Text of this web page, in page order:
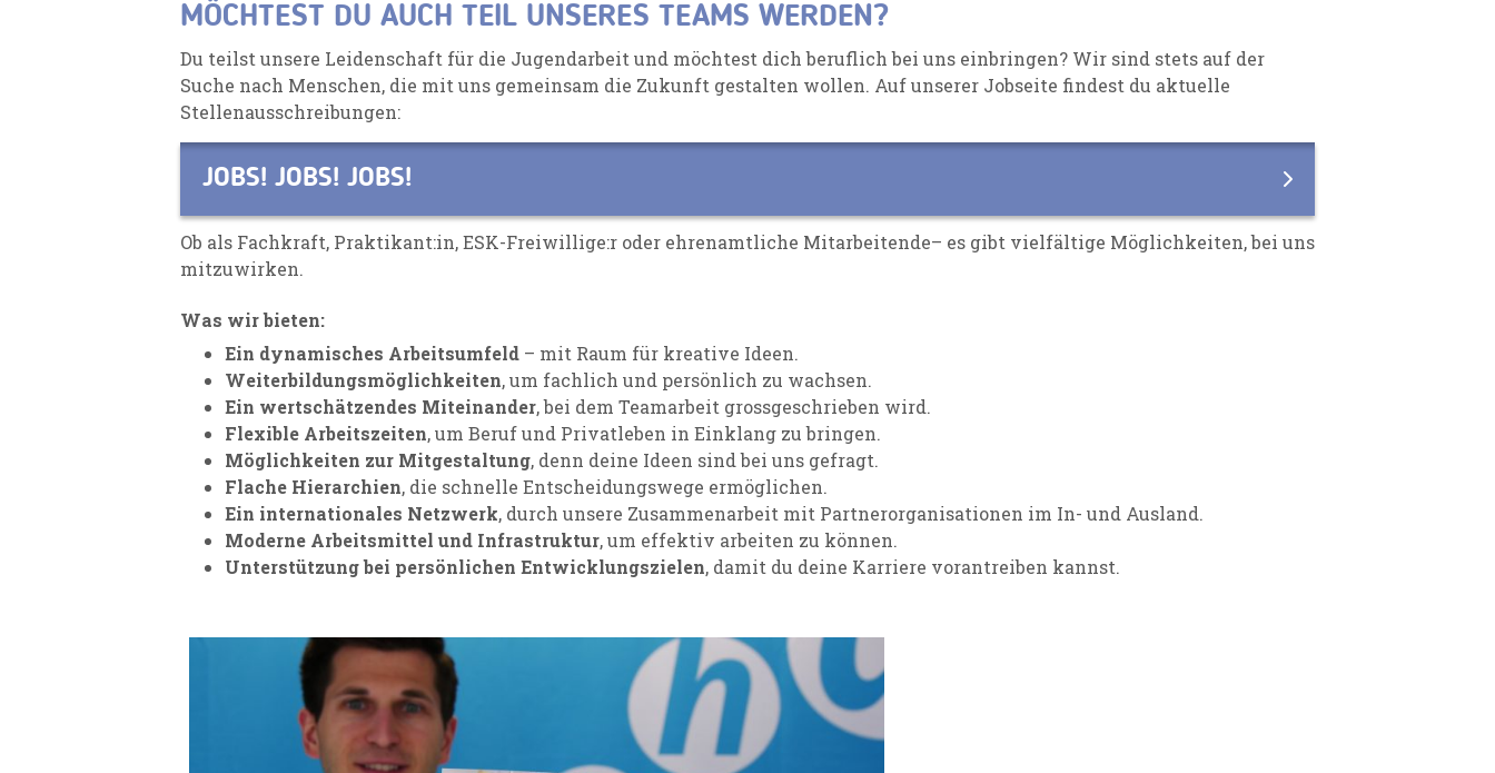
MÖCHTEST DU AUCH TEIL UNSERES TEAMS WERDEN?
Du teilst unsere Leidenschaft für die Jugendarbeit und möchtest dichberuflich bei uns einbringen? Wir sind stets auf der
Suche nach Menschen, die mit uns gemeinsam die Zukunft gestalten wollen. Auf unserer Jobseite findest du aktuelle
Stellenausschreibungen:
JOBS! JOBS! JOBS!
Ob als Fachkraft, Praktikant:in, ESK-Freiwillige:r oder ehrenamtliche Mitarbeitende– es gibt vielfältige Möglichkeiten, bei uns
mitzuwirken.
Was wir bieten:
Ein dynamisches Arbeitsumfeld – mit Raum für kreative Ideen.
Weiterbildungsmöglichkeiten, um fachlich und persönlich zu wachsen.
Ein wertschätzendes Miteinander, bei dem Teamarbeit grossgeschrieben wird.
Flexible Arbeitszeiten, um Beruf und Privatleben in Einklang zu bringen.
Möglichkeiten zur Mitgestaltung, denn deine Ideen sind bei uns gefragt.
Flache Hierarchien, die schnelle Entscheidungswege ermöglichen.
Ein internationales Netzwerk, durch unsere Zusammenarbeit mit Partnerorganisationen im In- und Ausland.
Moderne Arbeitsmittel und Infrastruktur, um effektiv arbeiten zu können.
Unterstützung bei persönlichen Entwicklungszielen, damit du deine Karriere vorantreiben kannst.